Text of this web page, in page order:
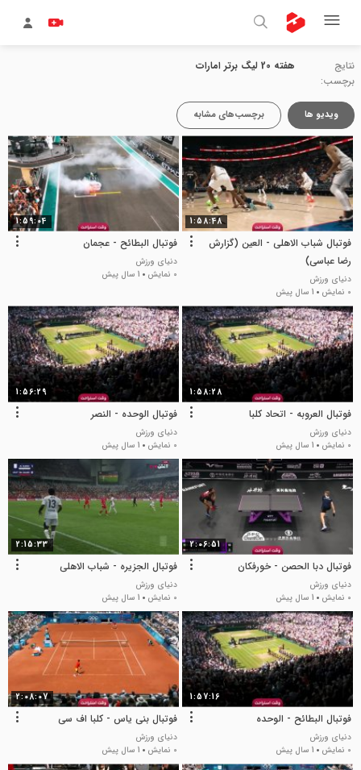
نتایج
برچسب:
هفته 20 لیگ برتر امارات
ویدیو ها برچسب‌های مشابه
1:58:48
فوتبال شباب الاهلی - العین (گزارش
رضا عباسی)
دنیای ورزش
0 نمایش
1 سال پیش
1:59:04
فوتبال البطائح - عجمان
دنیای ورزش
0 نمایش
1 سال پیش
1:58:28
فوتبال العروبه - اتحاد کلبا
دنیای ورزش
0 نمایش
1 سال پیش
1:56:29
فوتبال الوحده - النصر
دنیای ورزش
0 نمایش
1 سال پیش
2:06:51
فوتبال دبا الحصن - خورفکان
دنیای ورزش
0 نمایش
1 سال پیش
2:15:33
فوتبال الجزیره - شباب الاهلی
دنیای ورزش
0 نمایش
1 سال پیش
1:57:16
فوتبال البطائح - الوحده
دنیای ورزش
0 نمایش
1 سال پیش
2:08:07
فوتبال بنی یاس - کلبا اف سی
دنیای ورزش
0 نمایش
1 سال پیش